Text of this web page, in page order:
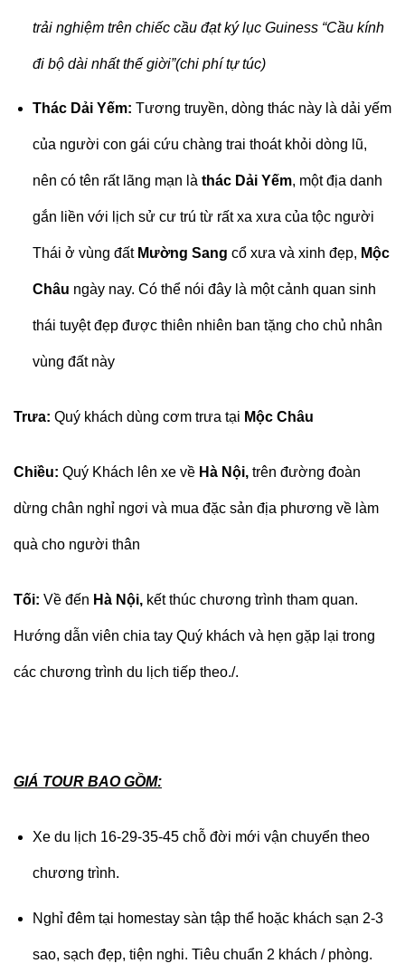
trải nghiệm trên chiếc cầu đạt ký lục Guiness “Cầu kính
đi bộ dài nhất thế giời”(chi phí tự túc)
Thác Dải Yếm: Tương truyền, dòng thác này là dải yếm
của người con gái cứu chàng trai thoát khỏi dòng lũ,
nên có tên rất lãng mạn là thác Dải Yếm, một địa danh
gắn liền với lịch sử cư trú từ rất xa xưa của tộc người
Thái ở vùng đất Mường Sang cổ xưa và xinh đẹp, Mộc
Châu ngày nay. Có thể nói đây là một cảnh quan sinh
thái tuyệt đẹp được thiên nhiên ban tặng cho chủ nhân
vùng đất này
Trưa: Quý khách dùng cơm trưa tại Mộc Châu
Chiều: Quý Khách lên xe về Hà Nội, trên đường đoàn
dừng chân nghỉ ngơi và mua đặc sản địa phương về làm
quà cho người thân
Tối: Về đến Hà Nội, kết thúc chương trình tham quan.
Hướng dẫn viên chia tay Quý khách và hẹn gặp lại trong
các chương trình du lịch tiếp theo./.
GIÁ TOUR BAO GỒM:
Xe du lịch 16-29-35-45 chỗ đời mới vận chuyển theo
chương trình.
Nghỉ đêm tại homestay sàn tập thể hoặc khách sạn 2-3
sao, sạch đẹp, tiện nghi. Tiêu chuẩn 2 khách / phòng.